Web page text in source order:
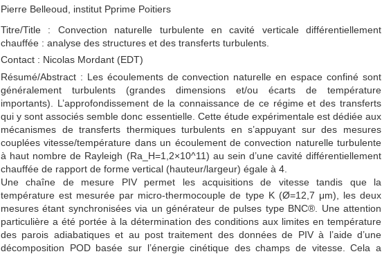
Pierre Belleoud, institut Pprime Poitiers
Titre/Title : Convection naturelle turbulente en cavité verticale différentiellement
chauffée : analyse des structures et des transferts turbulents.
Contact : Nicolas Mordant (EDT)
Résumé/Abstract : Les écoulements de convection naturelle en espace confiné sont
généralement turbulents (grandes dimensions et/ou écarts de température
importants). L’approfondissement de la connaissance de ce régime et des transferts
qui y sont associés semble donc essentielle. Cette étude expérimentale est dédiée aux
mécanismes de transferts thermiques turbulents en s’appuyant sur des mesures
couplées vitesse/température dans un écoulement de convection naturelle turbulente
à haut nombre de Rayleigh (Ra_H=1,2×10^11) au sein d’une cavité différentiellement
chauffée de rapport de forme vertical (hauteur/largeur) égale à 4.
Une chaîne de mesure PIV permet les acquisitions de vitesse tandis que la
température est mesurée par micro-thermocouple de type K (Ø=12,7 μm), les deux
mesures étant synchronisées via un générateur de pulses type BNC®. Une attention
particulière a été portée à la détermination des conditions aux limites en température
des parois adiabatiques et au post traitement des données de PIV à l’aide d’une
décomposition POD basée sur l’énergie cinétique des champs de vitesse. Cela a